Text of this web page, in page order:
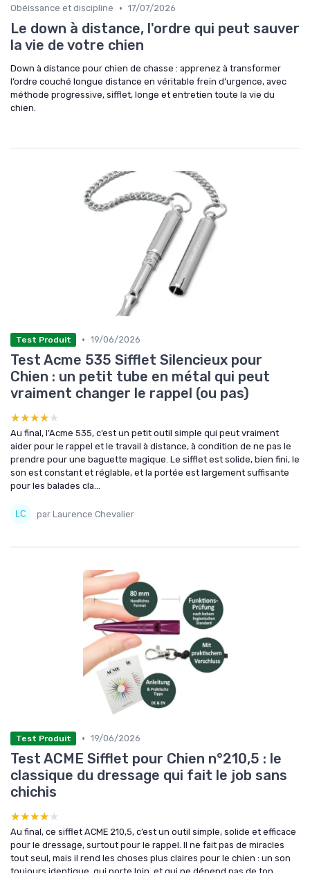
Obéissance et discipline • 17/07/2026
Le down à distance, l'ordre qui peut sauver
la vie de votre chien
Down à distance pour chien de chasse : apprenez à transformer
l’ordre couché longue distance en véritable frein d’urgence, avec
méthode progressive, sifflet, longe et entretien toute la vie du
chien.
Test Produit • 19/06/2026
Test Acme 535 Sifflet Silencieux pour
Chien : un petit tube en métal qui peut
vraiment changer le rappel (ou pas)
★★★★★
★★★★★
Au final, l’Acme 535, c’est un petit outil simple qui peut vraiment
aider pour le rappel et le travail à distance, à condition de ne pas le
prendre pour une baguette magique. Le sifflet est solide, bien fini, le
son est constant et réglable, et la portée est largement suffisante
pour les balades cla...
par Laurence Chevalier
Test Produit • 19/06/2026
Test ACME Sifflet pour Chien n°210,5 : le
classique du dressage qui fait le job sans
chichis
★★★★★
★★★★★
Au final, ce sifflet ACME 210,5, c’est un outil simple, solide et efficace
pour le dressage, surtout pour le rappel. Il ne fait pas de miracles
tout seul, mais il rend les choses plus claires pour le chien : un son